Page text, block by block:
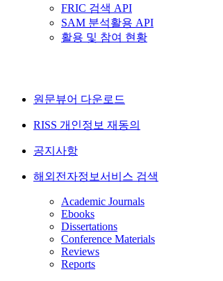
FRIC 검색 API
SAM 분석활용 API
활용 및 참여 현황
원문뷰어 다운로드
RISS 개인정보 재동의
공지사항
해외전자정보서비스 검색
Academic Journals
Ebooks
Dissertations
Conference Materials
Reviews
Reports